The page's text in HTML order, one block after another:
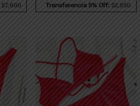
$7,600 Transferencia 5% Off: $2,850